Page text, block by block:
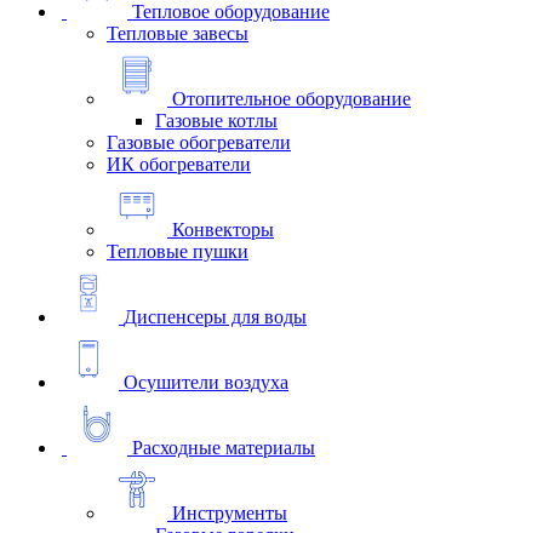
Тепловое оборудование
Тепловые завесы
Отопительное оборудование
Газовые котлы
Газовые обогреватели
ИК обогреватели
Конвекторы
Тепловые пушки
Диспенсеры для воды
Осушители воздуха
Расходные материалы
Инструменты